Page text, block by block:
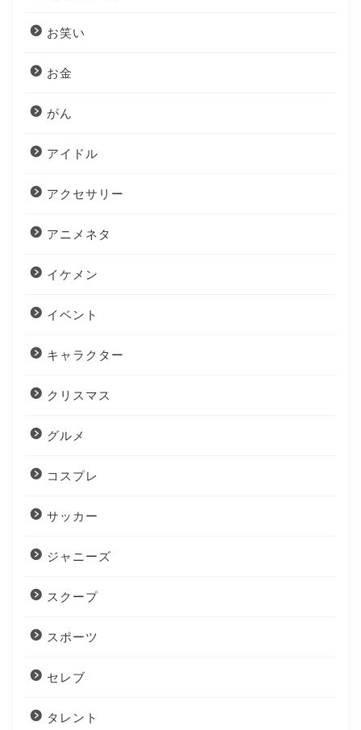
お笑い
お金
がん
アイドル
アクセサリー
アニメネタ
イケメン
イベント
キャラクター
クリスマス
グルメ
コスプレ
サッカー
ジャニーズ
スクープ
スポーツ
セレブ
タレント